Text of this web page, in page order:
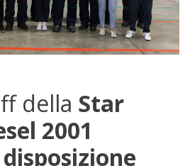
della Star
2001
disposizione